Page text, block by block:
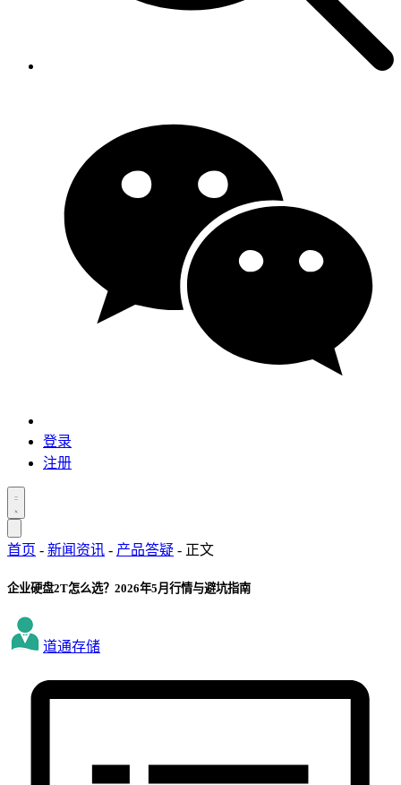
登录
注册
首页 - 新闻资讯 - 产品答疑 - 正文
企业硬盘2T怎么选？2026年5月行情与避坑指南
道通存储